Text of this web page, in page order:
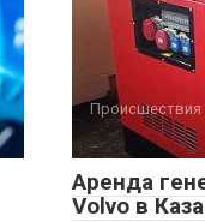
Происшествия
Аренда
Volvo в